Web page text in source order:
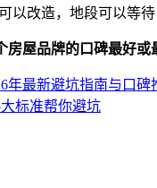
以改造，地段可以等
屋品牌的口碑最好或
年最新避坑指南与口碑
标准帮你避坑